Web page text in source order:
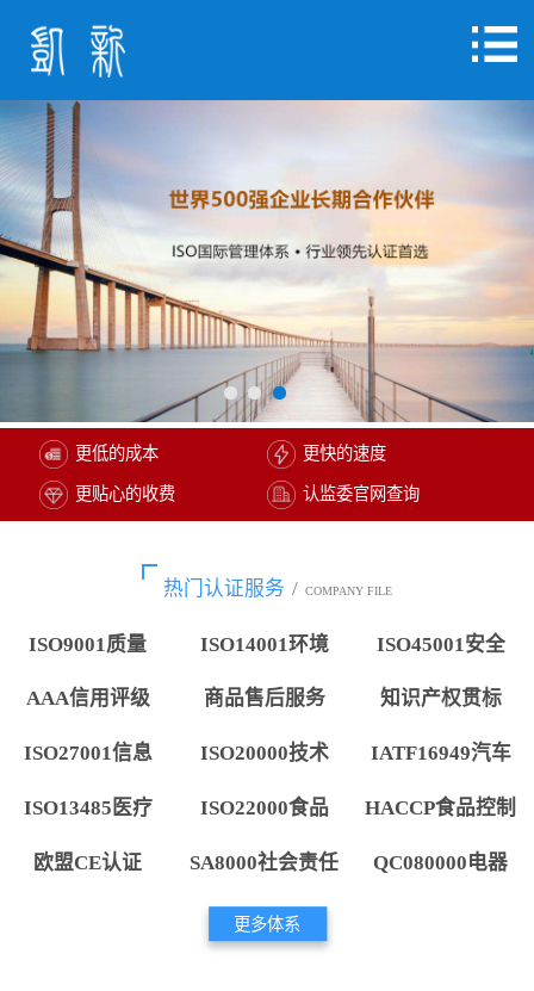
更低的成本 更快的速度
更贴心的收费 认监委官网查询
热门认证服务 / COMPANY FILE
ISO9001质量 ISO14001环境 ISO45001安全
AAA信用评级 商品售后服务 知识产权贯标
ISO27001信息 ISO20000技术 IATF16949汽车
ISO13485医疗 ISO22000食品 HACCP食品控制
欧盟CE认证 SA8000社会责任 QC080000电器
更多体系